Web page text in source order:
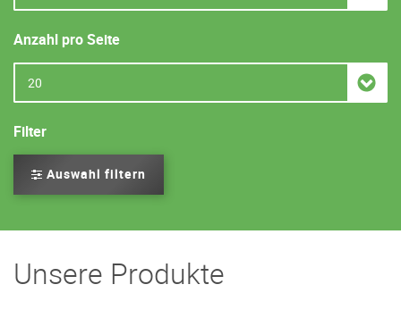
Anzahl pro Seite
Filter
Auswahl filtern
Unsere Produkte